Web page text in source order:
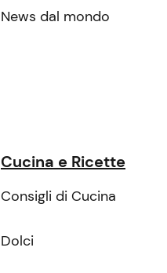
News dal mondo
Cucina e Ricette
Consigli di Cucina
Dolci